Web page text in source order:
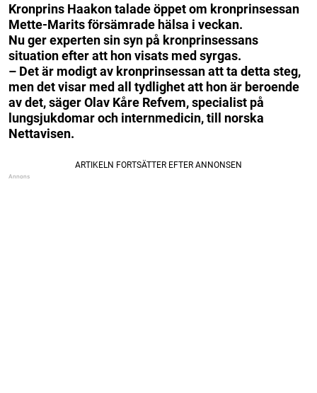
Kronprins Haakon talade öppet om kronprinsessan
Mette-Marits försämrade hälsa i veckan.
Nu ger experten sin syn på kronprinsessans
situation efter att hon visats med syrgas.
– Det är modigt av kronprinsessan att ta detta steg,
men det visar med all tydlighet att hon är beroende
av det, säger Olav Kåre Refvem, specialist på
lungsjukdomar och internmedicin, till norska
Nettavisen.